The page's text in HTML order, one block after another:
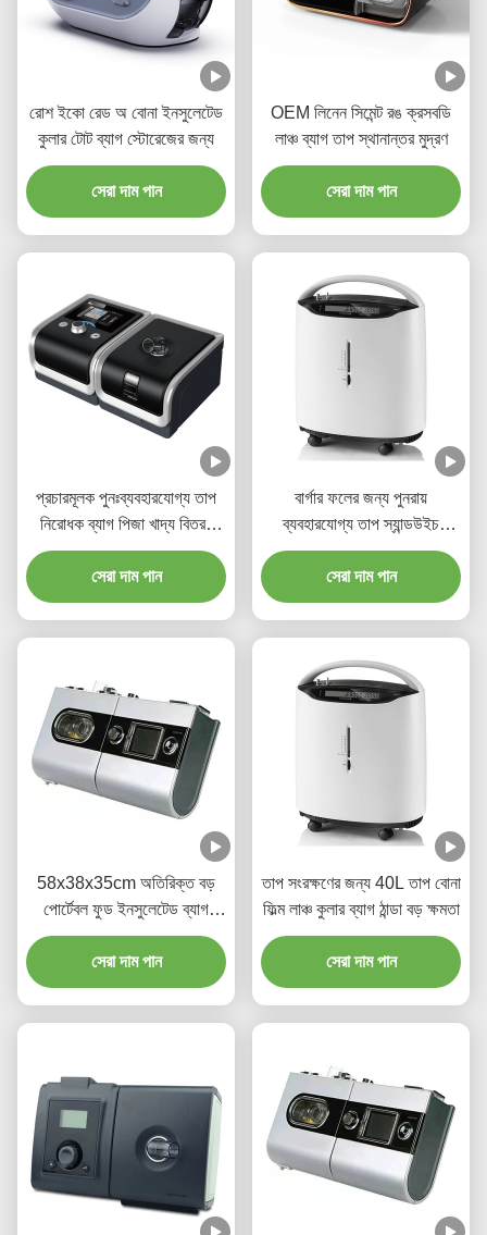
রোশ ইকো রেড অ বোনা ইনসুলেটেড
কুলার টোট ব্যাগ স্টোরেজের জন্য
সেরা দাম পান
OEM লিনেন সিমেন্ট রঙ ক্রসবডি
লাঞ্চ ব্যাগ তাপ স্থানান্তর মুদ্রণ
সেরা দাম পান
প্রচারমূলক পুনঃব্যবহারযোগ্য তাপ
নিরোধক ব্যাগ পিজা খাদ্য বিতরণ
পোর্টেবল
সেরা দাম পান
বার্গার ফলের জন্য পুনরায়
ব্যবহারযোগ্য তাপ স্যান্ডউইচ
নিরোধক কুলার ব্যাগ
সেরা দাম পান
58x38x35cm অতিরিক্ত বড়
পোর্টেবল ফুড ইনসুলেটেড ব্যাগ
অফসেট প্রিন্টিং
সেরা দাম পান
তাপ সংরক্ষণের জন্য 40L তাপ বোনা
ফিল্ম লাঞ্চ কুলার ব্যাগ ঠান্ডা বড় ক্ষমতা
সেরা দাম পান